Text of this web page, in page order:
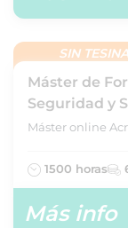
SIN TESINA
Máster de
Seguridad y
Máster online
1500 horas
Más info